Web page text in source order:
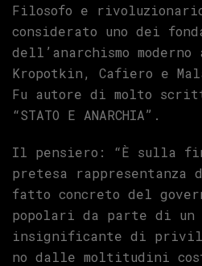
Filosofo e
considerato uno dei
dell’anarchismo moderno
Kropotkin, Cafiero e
Fu autore di molto
“STATO E ANARCHIA”.
Il pensiero: “È sulla
pretesa rappresentanza
fatto concreto del
popolari da parte di un
insignificante di
no dalle moltitudini